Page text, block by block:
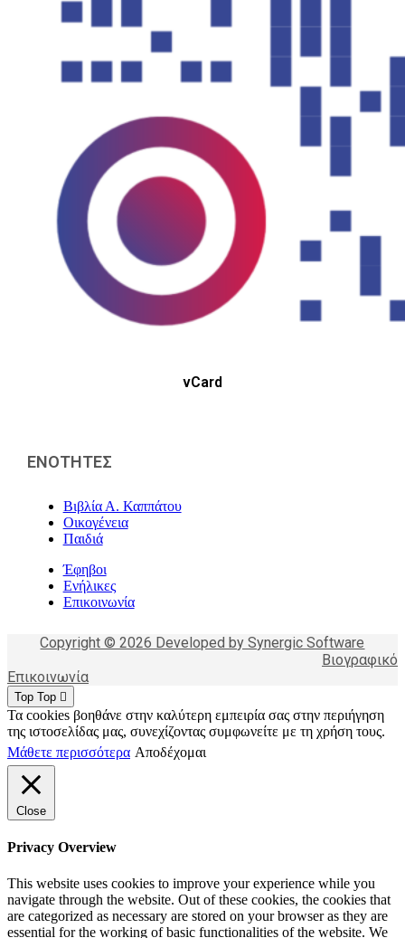
vCard
ΕΝΟΤΗΤΕΣ
Βιβλία Α. Καππάτου
Οικογένεια
Παιδιά
Έφηβοι
Ενήλικες
Επικοινωνία
Copyright © 2026 Developed by Synergic Software
Βιογραφικό
Επικοινωνία
Top Top
Τα cookies βοηθάνε στην καλύτερη εμπειρία σας στην περιήγηση
της ιστοσελίδας μας, συνεχίζοντας συμφωνείτε με τη χρήση τους.
Μάθετε περισσότερα Αποδέχομαι
Close
Privacy Overview
This website uses cookies to improve your experience while you
navigate through the website. Out of these cookies, the cookies that
are categorized as necessary are stored on your browser as they are
essential for the working of basic functionalities of the website. We